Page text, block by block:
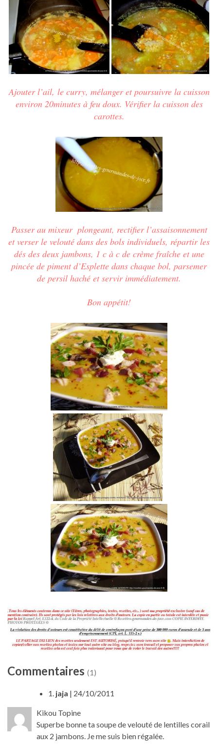
Ajouter l’ail, le curry, mélanger et poursuivre la cuisson
environ 20minutes à feu doux. Vérifier la cuisson des
carottes.
Passer au mixeur plongeant, rectifier l’assaisonnement
et verser le velouté dans des bols individuels, répartir les
dés des deux jambons, 1 c à c de crème fraîche et une
pincée de piment d’Esplette dans chaque bol, parsemer
de persil haché et servir immédiatement.
Bon appétit!
Commentaires (1)
1. jaja | 24/10/2011
Kikou Topine
Superbe bonne ta soupe de velouté de lentilles corail
aux 2 jambons. Je me suis bien régalée.